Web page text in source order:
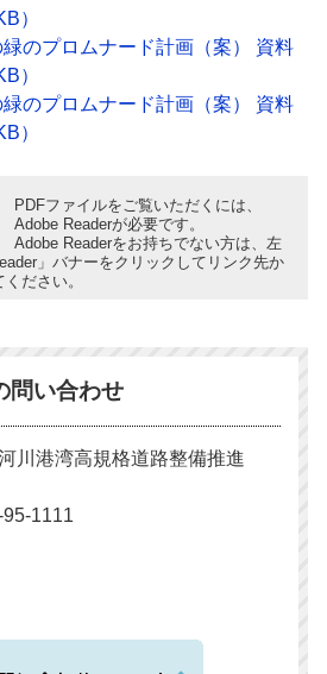
）
のプロムナード計画（案） 資料
）
のプロムナード計画（案） 資料
）
PDFファイルをご覧いただくには、
Adobe Readerが必要です。
Adobe Readerをお持ちでない方は、左
」バナーをクリックしてリンク先か
ださい。
問い合わせ
川港湾高規格道路整備推進
1111